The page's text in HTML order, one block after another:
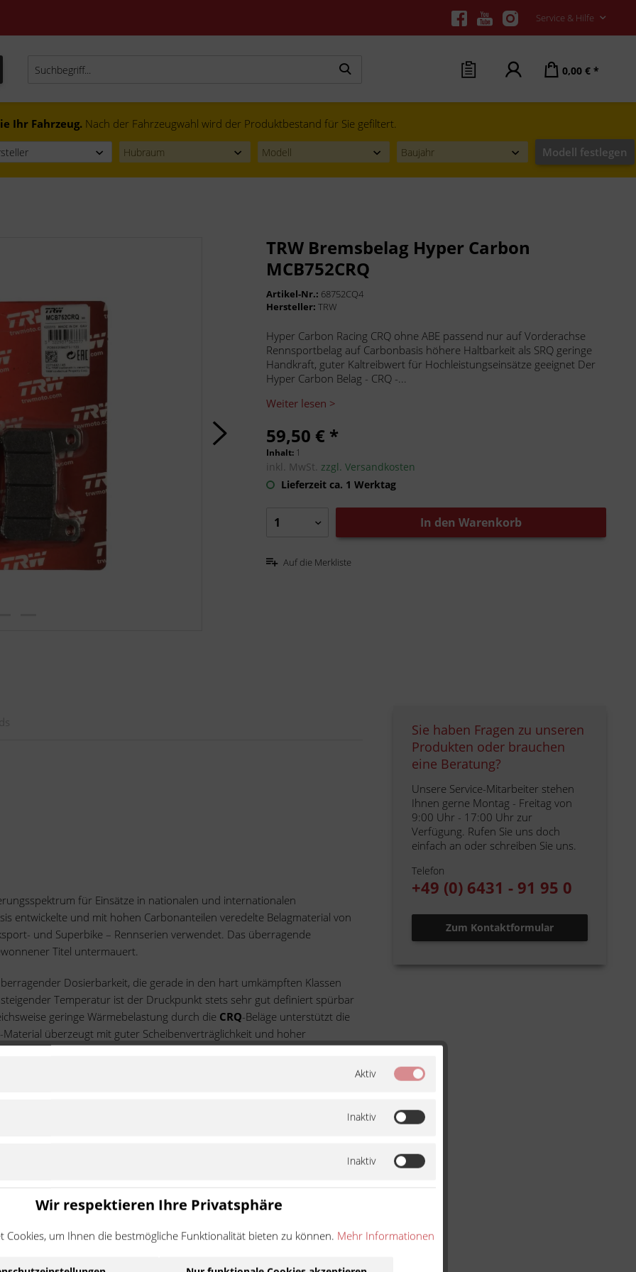
Service & Hilfe
0,00 € *
Ihr Fahrzeug. Nach der Fahrzeugwahl wird der Produktbestand für Sie gefiltert.
Modell festlegen
TRW Bremsbelag Hyper Carbon
MCB752CRQ
Artikel-Nr.: 68752CQ4
Hersteller:TRW
Hyper Carbon Racing CRQ ohne ABE passend nur auf Vorderachse
Rennsportbelag auf Carbonbasis höhere Haltbarkeit als SRQ geringe
Handkraft, guter Kaltreibwert für Hochleistungseinsätze geeignet Der
Hyper Carbon Belag - CRQ -...
Weiter lesen >
59,50 € *
Inhalt: 1
inkl. MwSt.zzgl. Versandkosten
Lieferzeit ca. 1 Werktag
In den Warenkorb
Auf die Merkliste
für Einsätze in nationalen und internationalen
entwickelte und mit hohen Carbonanteilen veredelte Belagmaterial von
und Superbike – Rennserien verwendet. Das überragende
Titel untermauert.
Dosierbarkeit, die gerade in den hart umkämpften Klassen
Temperatur ist der Druckpunkt stets sehr gut definiert spürbar
geringe Wärmebelastung durch die CRQ-Beläge unterstützt die
-Material überzeugt mit guter Scheibenverträglichkeit und hoher
Sie haben Fragen zu unseren
Produkten oder brauchen
eine Beratung?
Unsere Service-Mitarbeiter stehen
Ihnen gerne Montag - Freitag von
9:00 Uhr - 17:00 Uhr zur
Verfügung. Rufen Sie uns doch
einfach an oder schreiben Sie uns.
Telefon
+49 (0) 6431 - 91 95 0
Zum Kontaktformular
Aktiv
Inaktiv
Inaktiv
Wir respektieren Ihre Privatsphäre
Cookies, um Ihnen die bestmögliche Funktionalität bieten zu können. Mehr Informationen